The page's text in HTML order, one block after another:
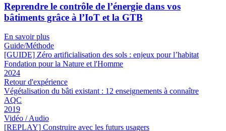
Reprendre le contrôle de l’énergie dans vos
bâtiments grâce à l’IoT et la GTB
En savoir plus
Guide/Méthode
[GUIDE] Zéro artificialisation des sols : enjeux pour l’habitat
Fondation pour la Nature et l'Homme
2024
Retour d'expérience
Végétalisation du bâti existant : 12 enseignements à connaître
AQC
2019
Vidéo / Audio
[REPLAY] Construire avec les futurs usagers